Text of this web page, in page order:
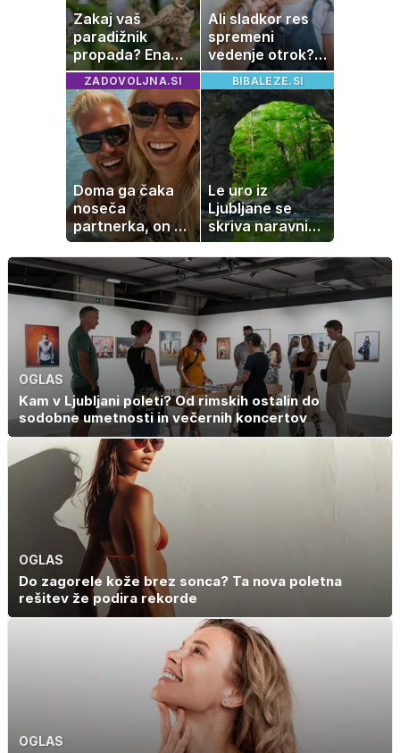
Zakaj vaš
paradižnik
propada? Ena
napaka lahko
uniči rastline –
tako jih rešite
Ali sladkor res
spremeni
vedenje otrok?
Znanost ponuja
presenetljiv
odgovor
ZADOVOLJNA.SI
Doma ga čaka
noseča
partnerka, on pa
dopustuje z
drugo
BIBALEZE.SI
Le uro iz
Ljubljane se
skriva naravni
čudež, ki je kot
ustvarjen za
družinski izlet
OGLAS
Kam v Ljubljani poleti? Od rimskih ostalin do
sodobne umetnosti in večernih koncertov
OGLAS
Do zagorele kože brez sonca? Ta nova poletna
rešitev že podira rekorde
OGLAS